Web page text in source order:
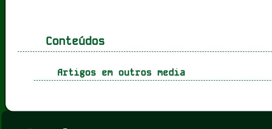
Conteúdos
Artigos em outros media